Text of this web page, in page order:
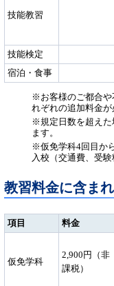
技能教習
技能検定
宿泊・食事
※お客様のご都合や
れぞれの追加料金が
※規定日数を超えた
ます。
※仮免学科4回目か
入校（交通費、受
教習料金に含ま
項目 料金
仮免学科
2,900円（非
課税）